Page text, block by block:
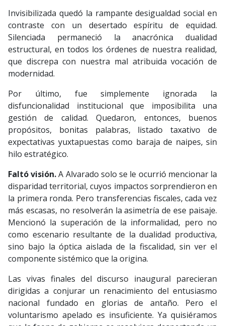
Invisibilizada quedó la rampante desigualdad social en
contraste con un desertado espíritu de equidad.
Silenciada permaneció la anacrónica dualidad
estructural, en todos los órdenes de nuestra realidad,
que discrepa con nuestra mal atribuida vocación de
modernidad.
Por último, fue simplemente ignorada la
disfuncionalidad institucional que imposibilita una
gestión de calidad. Quedaron, entonces, buenos
propósitos, bonitas palabras, listado taxativo de
expectativas yuxtapuestas como baraja de naipes, sin
hilo estratégico.
Faltó visión.A Alvarado solo se le ocurrió mencionar la
disparidad territorial, cuyos impactos sorprendieron en
la primera ronda. Pero transferencias fiscales, cada vez
más escasas, no resolverán la asimetría de ese paisaje.
Mencionó la superación de la informalidad, pero no
como escenario resultante de la dualidad productiva,
sino bajo la óptica aislada de la fiscalidad, sin ver el
componente sistémico que la origina.
Las vivas finales del discurso inaugural parecieran
dirigidas a conjurar un renacimiento del entusiasmo
nacional fundado en glorias de antaño. Pero el
voluntarismo apelado es insuficiente. Ya quisiéramos